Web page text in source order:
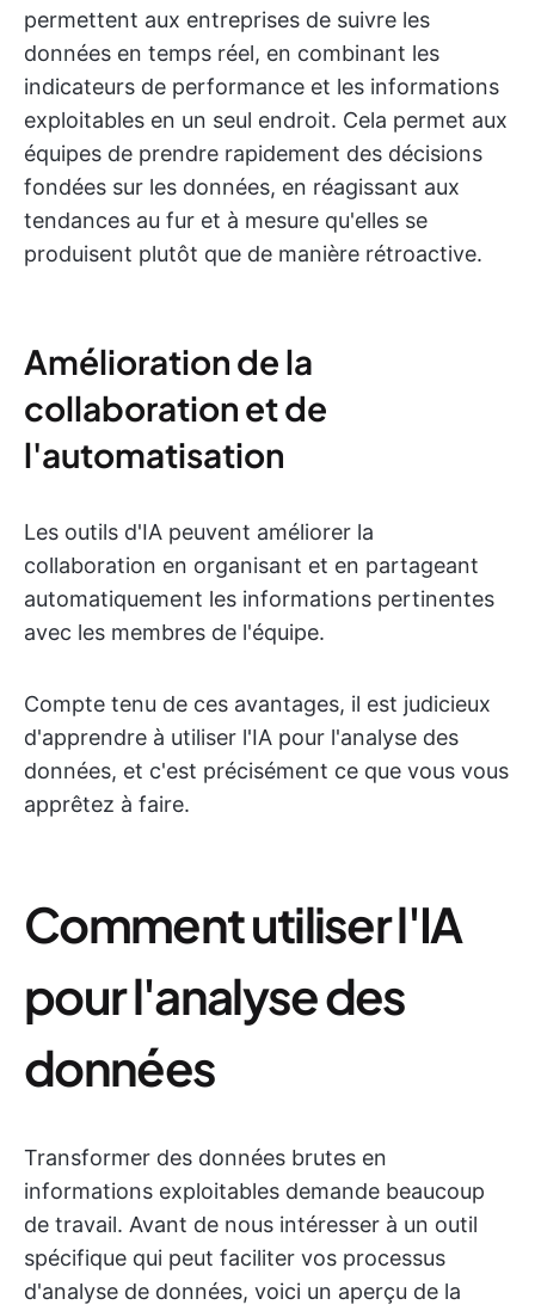
permettent aux entreprises de suivre les
données en temps réel, en combinant les
indicateurs de performance et les informations
exploitables en un seul endroit. Cela permet aux
équipes de prendre rapidement des décisions
fondées sur les données, en réagissant aux
tendances au fur et à mesure qu'elles se
produisent plutôt que de manière rétroactive.
Amélioration de la
collaboration et de
l'automatisation
Les outils d'IA peuvent améliorer la
collaboration en organisant et en partageant
automatiquement les informations pertinentes
avec les membres de l'équipe.
Compte tenu de ces avantages, il est judicieux
d'apprendre à utiliser l'IA pour l'analyse des
données, et c'est précisément ce que vous vous
apprêtez à faire.
Comment utiliser l'IA
pour l'analyse des
données
Transformer des données brutes en
informations exploitables demande beaucoup
de travail. Avant de nous intéresser à un outil
spécifique qui peut faciliter vos processus
d'analyse de données, voici un aperçu de la